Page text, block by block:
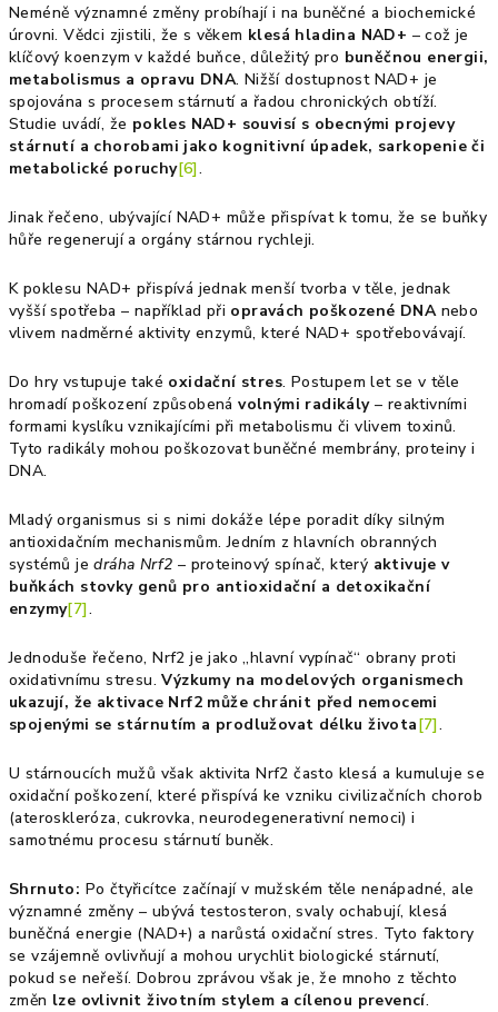
Neméně významné změny probíhají i na buněčné a biochemické
úrovni. Vědci zjistili, že s věkem klesá hladina NAD+ – což je
klíčový koenzym v každé buňce, důležitý pro buněčnou energii,
metabolismus a opravu DNA. Nižší dostupnost NAD+ je
spojována s procesem stárnutí a řadou chronických obtíží.
Studie uvádí, že pokles NAD+ souvisí s obecnými projevy
stárnutí a chorobami jako kognitivní úpadek, sarkopenie či
metabolické poruchy[6].
Jinak řečeno, ubývající NAD+ může přispívat k tomu, že se buňky
hůře regenerují a orgány stárnou rychleji.
K poklesu NAD+ přispívá jednak menší tvorba v těle, jednak
vyšší spotřeba – například při opravách poškozené DNAnebo
vlivem nadměrné aktivity enzymů, které NAD+ spotřebovávají.
Do hry vstupuje také oxidační stres. Postupem let se v těle
hromadí poškození způsobenávolnými radikály– reaktivními
formami kyslíku vznikajícími při metabolismu či vlivem toxinů.
Tyto radikály mohou poškozovat buněčné membrány, proteiny i
DNA.
Mladý organismus si s nimi dokáže lépe poradit díky silným
antioxidačním mechanismům. Jedním z hlavních obranných
systémů jedráha Nrf2 – proteinový spínač, který aktivuje v
buňkách stovky genů pro antioxidační a detoxikační
enzymy[7].
Jednoduše řečeno, Nrf2 je jako „hlavní vypínač“ obrany proti
oxidativnímu stresu.Výzkumy na modelových organismech
ukazují, že aktivace Nrf2 může chránit před nemocemi
spojenými se stárnutím a prodlužovat délku života[7].
U stárnoucích mužů však aktivita Nrf2 často klesá a kumuluje se
oxidační poškození, které přispívá ke vzniku civilizačních chorob
(ateroskleróza, cukrovka, neurodegenerativní nemoci) i
samotnému procesu stárnutí buněk.
Shrnuto: Po čtyřicítce začínají v mužském těle nenápadné, ale
významné změny – ubývá testosteron, svaly ochabují, klesá
buněčná energie (NAD+) a narůstá oxidační stres. Tyto faktory
se vzájemně ovlivňují a mohou urychlit biologické stárnutí,
pokud se neřeší. Dobrou zprávou však je, že mnoho z těchto
změn lze ovlivnit životním stylem a cílenou prevencí.